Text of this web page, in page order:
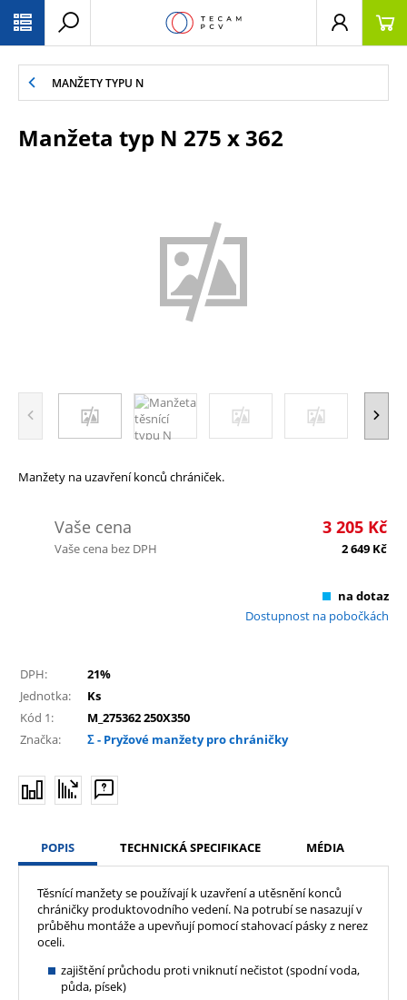
MANŽETY TYPU N
Manžeta typ N 275 x 362
Manžety na uzavření konců chrániček.
Vaše cena 3 205 Kč
Vaše cena bez DPH 2 649 Kč
na dotaz
Dostupnost na pobočkách
DPH:
21%
Jednotka:
Ks
Kód 1:
M_275362 250X350
Značka:
Σ - Pryžové manžety pro chráničky
POPIS TECHNICKÁ SPECIFIKACE MÉDIA
Těsnící manžety se používají k uzavření a utěsnění konců
chráničky produktovodního vedení. Na potrubí se nasazují v
průběhu montáže a upevňují pomocí stahovací pásky z nerez
oceli.
zajištění průchodu proti vniknutí nečistot (spodní voda,
půda, písek)